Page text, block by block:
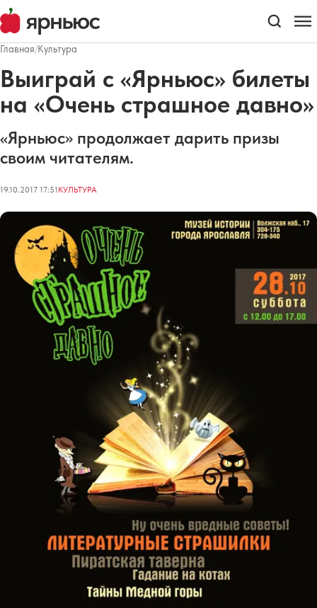
Главная/Культура
Выиграй с «Ярньюс» билеты
на «Очень страшное давно»
«Ярньюс» продолжает дарить призы
своим читателям.
19.10.2017 17:51КУЛЬТУРА